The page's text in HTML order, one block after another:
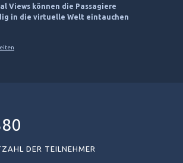
Views können die Passagiere
in die virtuelle Welt eintauchen
DER TEILNEHMER